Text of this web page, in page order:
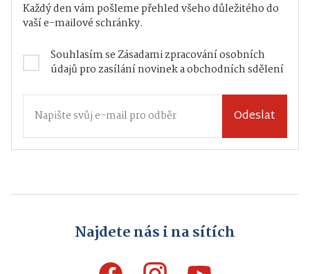
Každý den vám pošleme přehled všeho důležitého do
vaší e-mailové schránky.
Souhlasím seZásadami zpracování osobních
údajůpro zasílání novinek a obchodních sdělení
Odeslat
Najdete nás i na sítích